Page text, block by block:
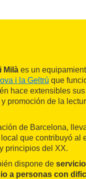
Milà es un
i la Geltrú que
hace extensibles
promoción de la
de Barcelona,
que contribuyó al
principios del XX.
dispone de
a personas con